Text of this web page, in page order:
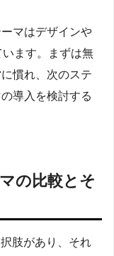
マはデザインや
ます。まずは無
慣れ、次のステ
導入を検討する
の比較とそ
肢があり、それ